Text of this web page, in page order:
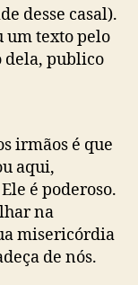
desse casal).
um texto pelo
dela, publico
irmãos é que
aqui,
é poderoso.
na
misericórdia
de nós.